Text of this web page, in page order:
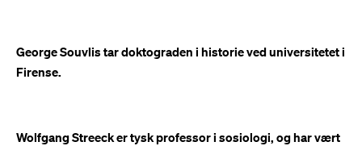
George Souvlis tar doktograden i historie ved universitetet i
Firense.
Wolfgang Streeck er tysk professor i sosiologi, og har vært